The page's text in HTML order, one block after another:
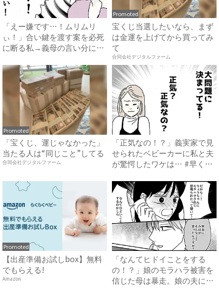
「えー嫌です…！ムリムリ
ぃ！」合い鍵を渡す案を必死
に断る私→義母の言い分にあ
Promoted
宝くじ当選したいなら、まず
は金運を上げてから買ってみ
て
合同会社デジタルファーム
Promoted
「宝くじ、運じゃなかった」
当たる人は“同じこと”してる
合同会社デジタルファーム
「正気なの！？」義実家で見
せられたベビーカーに私と夫
が驚愕したワケは… #早く
Promoted
【出産準備お試しbox】無料
でもらえる!
Amazon
「なんてヒドイことをする
の！？」娘のモラハラ被害を
信じた母は暴走。娘の夫に電